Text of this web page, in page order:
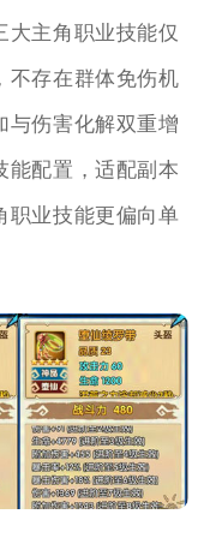
大主角职业技能仅
不存在群体免伤机
与伤害化解双重增
能配置，适配副本
职业技能更偏向单